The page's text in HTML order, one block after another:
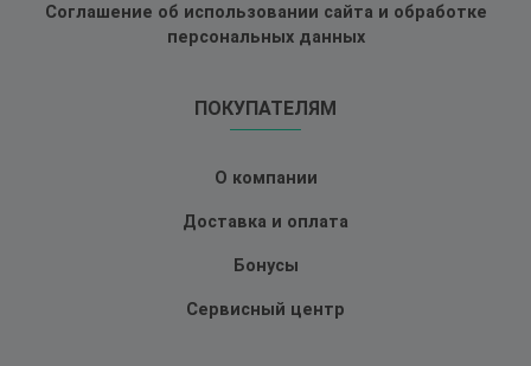
Соглашение об использовании сайта и обработке
персональных данных
ПОКУПАТЕЛЯМ
О компании
Доставка и оплата
Бонусы
Сервисный центр